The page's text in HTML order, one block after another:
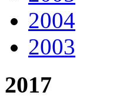
2004
2003
2017